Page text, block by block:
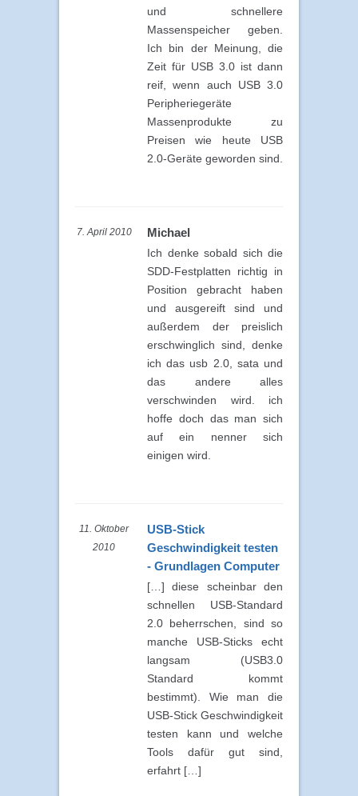
und schnellere
Massenspeicher geben.
Ich bin der Meinung, die
Zeit für USB 3.0 ist dann
reif, wenn auch USB 3.0
Peripheriegeräte
Massenprodukte zu
Preisen wie heute USB
2.0-Geräte geworden sind.
7. April 2010 Michael
Ich denke sobald sich die
SDD-Festplatten richtig in
Position gebracht haben
und ausgereift sind und
außerdem der preislich
erschwinglich sind, denke
ich das usb 2.0, sata und
das andere alles
verschwinden wird. ich
hoffe doch das man sich
auf ein nenner sich
einigen wird.
11. Oktober
2010
USB-Stick
Geschwindigkeit testen
- Grundlagen Computer
[…] diese scheinbar den
schnellen USB-Standard
2.0 beherrschen, sind so
manche USB-Sticks echt
langsam (USB3.0
Standard kommt
bestimmt). Wie man die
USB-Stick Geschwindigkeit
testen kann und welche
Tools dafür gut sind,
erfahrt […]